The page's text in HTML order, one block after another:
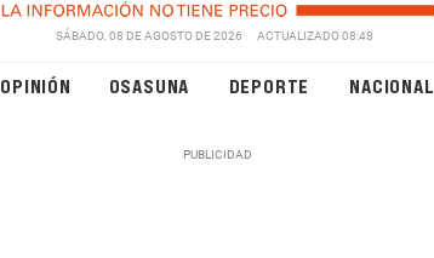
SÁBADO, 08 DE AGOSTO DE 2026 ACTUALIZADO 08:48
OPINIÓN OSASUNA DEPORTE NACIONAL